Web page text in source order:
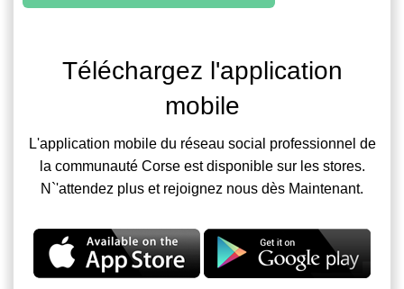
Téléchargez l'application
mobile
L'application mobile du réseau social professionnel de
la communauté Corse est disponible sur les stores.
N`'attendez plus et rejoignez nous dès Maintenant.